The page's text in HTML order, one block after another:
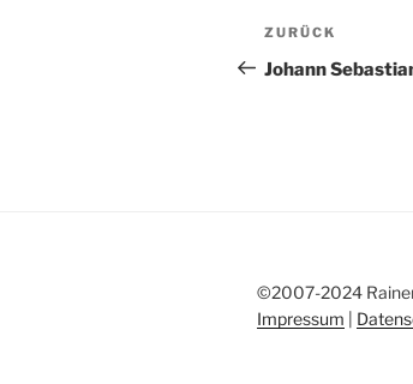
Vorheriger
Beitrag
ZURÜCK
Johann
©2007-2024
Impressum